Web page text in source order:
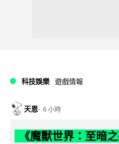
科技娛樂 遊戲情報
天恩 6 小時
《魔獸世界：至暗